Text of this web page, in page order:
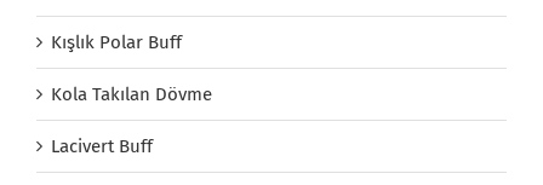
Kışlık Polar Buff
Kola Takılan Dövme
Lacivert Buff